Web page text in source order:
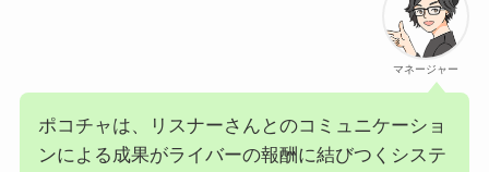
マネージャー
ポコチャは、リスナーさんとのコミュニケーショ
ンによる成果がライバーの報酬に結びつくシステ